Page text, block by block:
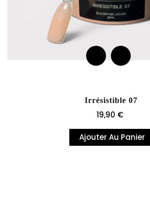
Irrésistible 07
Prix
19,90 €
Ajouter Au Panier